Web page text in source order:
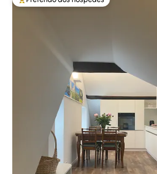
Entre os melhores preferidos dos hóspedes